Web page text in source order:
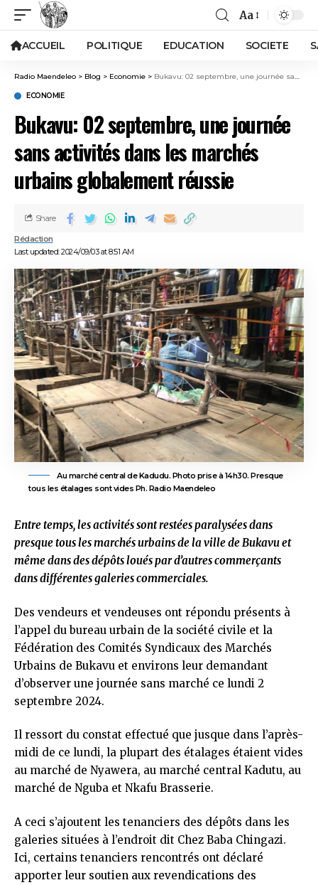
Aa
ACCUEIL POLITIQUE EDUCATION SOCIETE
Radio Maendeleo > Blog > Economie > Bukavu: 02 septembre, une journée sans activités dans les marchés urbains globalement réussie
ECONOMIE
Bukavu: 02 septembre, une journée
sans activités dans les marchés
urbains globalement réussie
Last updated: 2024/09/03 at 8:51 AM
Rédaction
Share
Au marché central de Kadudu. Photo prise à 14h30. Presque
tous les étalages sont vides Ph. Radio Maendeleo
Entre temps, les activités sont restées paralysées dans
presque tous les marchés urbains de la ville de Bukavu et
même dans des dépôts loués par d’autres commerçants
dans différentes galeries commerciales.
Des vendeurs et vendeuses ont répondu présents à
l’appel du bureau urbain de la société civile et la
Fédération des Comités Syndicaux des Marchés
Urbains de Bukavu et environs leur demandant
d’observer une journée sans marché ce lundi 2
septembre 2024.
Il ressort du constat effectué que jusque dans l’après-
midi de ce lundi, la plupart des étalages étaient vides
au marché de Nyawera, au marché central Kadutu, au
marché de Nguba et Nkafu Brasserie.
A ceci s’ajoutent les tenanciers des dépôts dans les
galeries situées à l’endroit dit Chez Baba Chingazi.
Ici, certains tenanciers rencontrés ont déclaré
apporter leur soutien aux revendications des